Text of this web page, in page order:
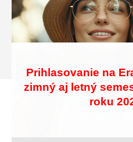
Prihlasovanie na
zimný aj letný
roku